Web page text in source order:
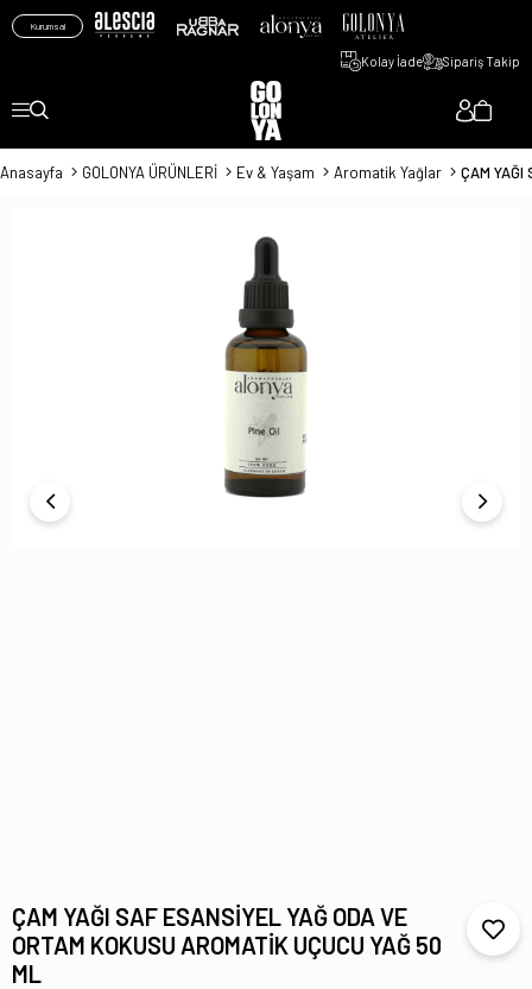
Kurumsal
Kolay İade Sipariş Takip
Anasayfa GOLONYA ÜRÜNLERİ Ev & Yaşam Aromatik Yağlar
ÇAM YAĞI SAF ESANSİYEL YAĞ ODA VE
ORTAM KOKUSU AROMATİK UÇUCU YAĞ 50
ML